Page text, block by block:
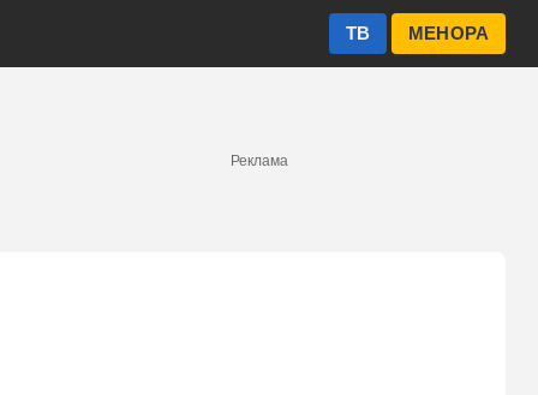
МЕНОРА
ТВ
Реклама